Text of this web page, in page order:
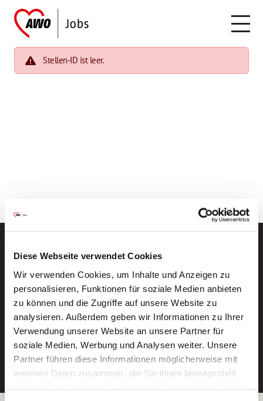
Diese Webseite verwendet Cookies
Wir verwenden Cookies, um Inhalte und Anzeigen zu
personalisieren, Funktionen für soziale Medien anbieten
zu können und die Zugriffe auf unsere Website zu
analysieren. Außerdem geben wir Informationen zu Ihrer
Verwendung unserer Website an unsere Partner für
soziale Medien, Werbung und Analysen weiter. Unsere
Partner führen diese Informationen möglicherweise mit
weiteren Daten zusammen, die Sie ihnen bereitgestellt
Stellen-ID ist leer.
Neue Stellen per E-Mail.
Ein kostenloser Service von AWO
Jobs.
E-Mail-Adresse eintragen